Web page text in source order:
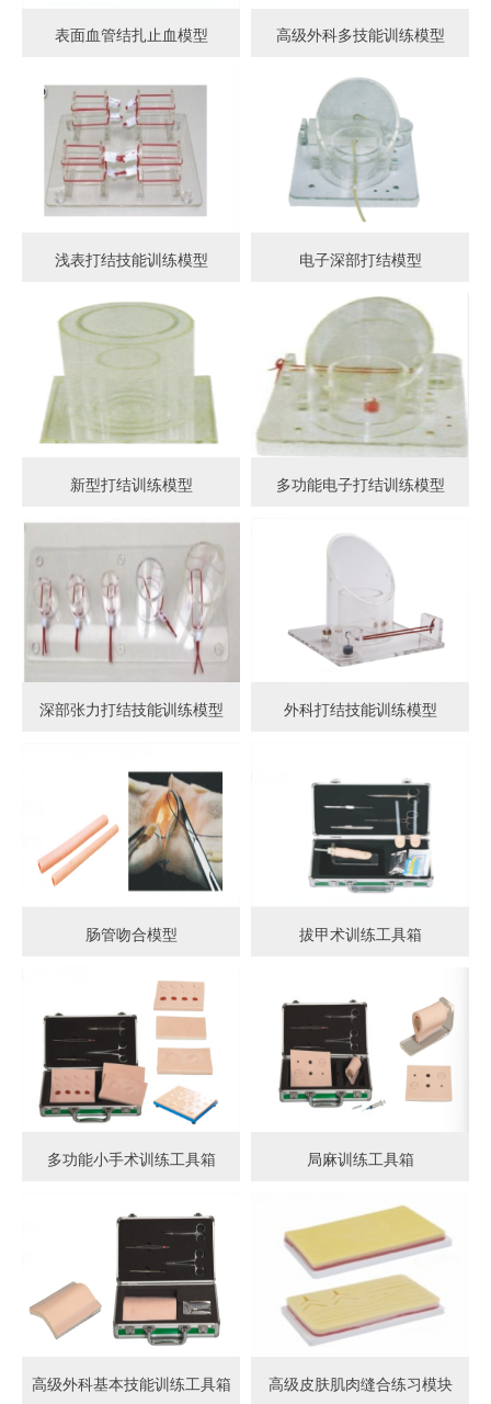
表面血管结扎止血模型 高级外科多技能训练模型
浅表打结技能训练模型 电子深部打结模型
新型打结训练模型 多功能电子打结训练模型
深部张力打结技能训练模型 外科打结技能训练模型
肠管吻合模型 拔甲术训练工具箱
多功能小手术训练工具箱 局麻训练工具箱
高级外科基本技能训练工具箱 高级皮肤肌肉缝合练习模块